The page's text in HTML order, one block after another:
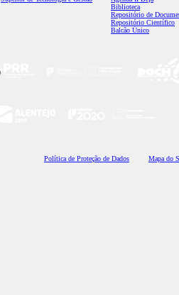
Biblioteca
Repositório de
Repositório Científico
Balcão Único
Política de Proteção de Dados Mapa do